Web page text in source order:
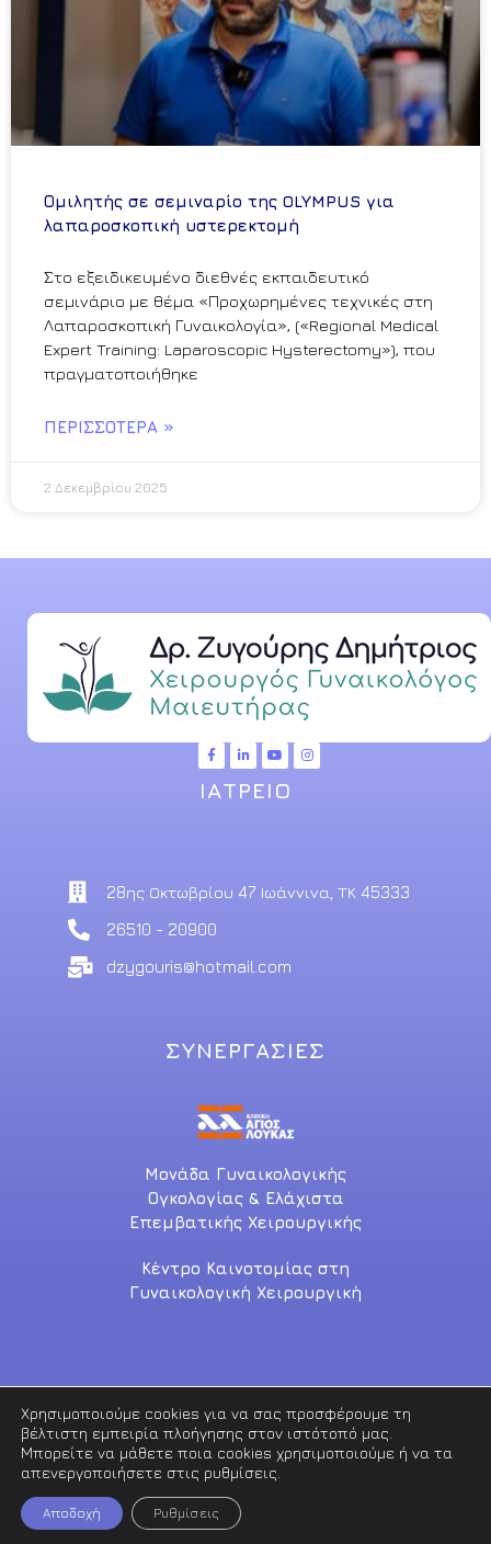
Ομιλητής σε σεμιναρίο της OLYMPUS για
λαπαροσκοπική υστερεκτομή
Στο εξειδικευμένο διεθνές εκπαιδευτικό
σεμινάριο με θέμα «Προχωρημένες τεχνικές στη
Λαπαροσκοπική Γυναικολογία», («Regional Medical
Expert Training: Laparoscopic Hysterectomy»), που
πραγματοποιήθηκε
ΠΕΡΙΣΣΌΤΕΡΑ »
2 Δεκεμβρίου 2025
ΙΑΤΡΕΙΟ
28ης Οκτωβρίου 47 Ιωάννινα, ΤΚ 45333
26510 - 20900
dzygouris@hotmail.com
ΣΥΝΕΡΓΑΣΙΕΣ
Μονάδα Γυναικολογικής
Ογκολογίας & Ελάχιστα
Επεμβατικής Χειρουργικής
Κέντρο Καινοτομίας στη
Γυναικολογική Χειρουργική
Copyright © 2021. All rights reserved
Πολιτική Απορρήτου
Powered by iServices
Χρησιμοποιούμε cookies για να σας προσφέρουμε τη
βέλτιστη εμπειρία πλοήγησης στον ιστότοπό μας.
Μπορείτε να μάθετε ποια cookies χρησιμοποιούμε ή να τα
απενεργοποιήσετε στις ρυθμίσεις.
Αποδοχή Ρυθμίσεις